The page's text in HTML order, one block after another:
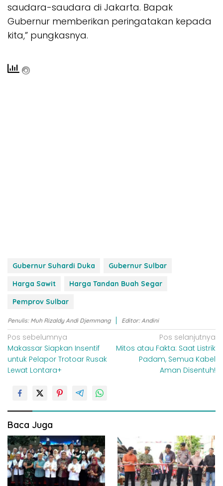
saudara-saudara di Jakarta. Bapak
Gubernur memberikan peringatakan kepada
kita,” pungkasnya.
Gubernur Suhardi Duka
Gubernur Sulbar
Harga Sawit
Harga Tandan Buah Segar
Pemprov Sulbar
Penulis: Muh Rizaldy Andi Djemmang Editor: Andini
N
a
v
a
s
i
p
o
s
Pos sebelumnya
Makassar Siapkan Insentif
untuk Pelapor Trotoar Rusak
Lewat Lontara+
Pos selanjutnya
Mitos atau Fakta: Saat Listrik
Padam, Semua Kabel
Aman Disentuh!
Baca Juga